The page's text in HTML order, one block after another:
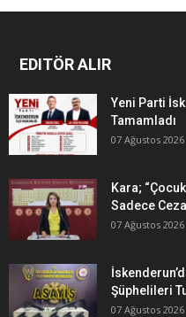
EDITÖR ALIR
Yeni Parti
Tamamladı
07 Ağustos 2026
Kara;
Sadece
07 Ağustos 2026
Şüphelileri
07 Ağustos 2026